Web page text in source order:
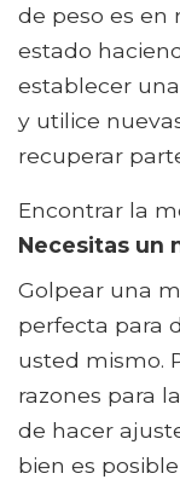
de peso es en
estado
establecer
y utilice
recuperar
Encontrar la
Necesitas un
Golpear una
perfecta para
usted mismo.
razones para
de hacer
bien es